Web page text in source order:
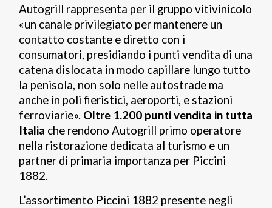
Autogrill rappresenta per il gruppo vitivinicolo
«un canale privilegiato per mantenere un
contatto costante e diretto con i
consumatori, presidiando i punti vendita di una
catena dislocata in modo capillare lungo tutto
la penisola, non solo nelle autostrade ma
anche in poli fieristici, aeroporti, e stazioni
ferroviarie». Oltre 1.200 punti vendita in tutta
Italia che rendono Autogrill primo operatore
nella ristorazione dedicata al turismo e un
partner di primaria importanza per Piccini
1882.
L’assortimento Piccini 1882 presente negli